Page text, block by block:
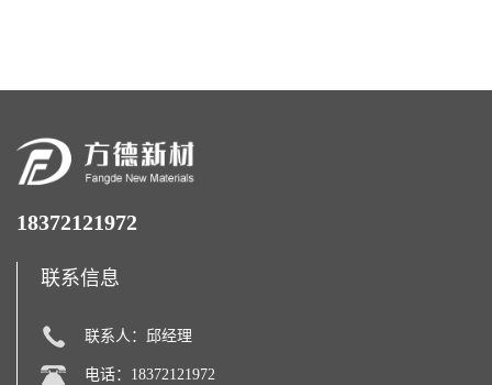
18372121972
联系信息
联系人：邱经理
电话：18372121972